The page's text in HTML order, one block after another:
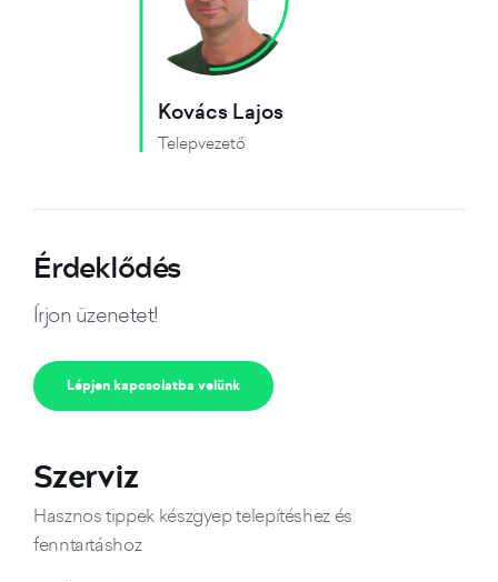
Kovács Lajos
Telepvezető
Érdeklődés
Írjon üzenetet!
Lépjen kapcsolatba velünk
Szerviz
Hasznos tippek készgyep telepítéshez és
fenntartáshoz